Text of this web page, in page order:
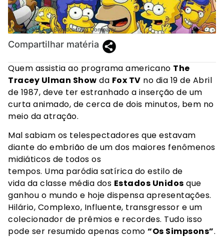
Divulgação | Fox Broadcasting Company
Compartilhar matéria
Quem assistia ao programa americano The
Tracey Ulman Show da Fox TV no dia 19 de Abril
de 1987, deve ter estranhado a inserção de um
curta animado, de cerca de dois minutos, bem no
meio da atração.
Mal sabiam os telespectadores que estavam
diante do embrião de um dos maiores fenômenos
midiáticos de todos os
tempos. Uma paródia satírica do estilo de
vida da classe média dos Estados Unidos que
ganhou o mundo e hoje dispensa apresentações.
Hilário, Complexo, Influente, transgressor e um
colecionador de prêmios e recordes. Tudo isso
pode ser resumido apenas como “Os Simpsons”.